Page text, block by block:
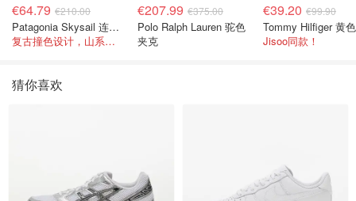
€64.79 €210.00
Patagonia Skysail 连帽夹克
复古撞色设计，山系感直接拉满
€207.99 €375.00
Polo Ralph Lauren 驼色
夹克
€39.20 €99.90
Jisoo同款！
猜你喜欢